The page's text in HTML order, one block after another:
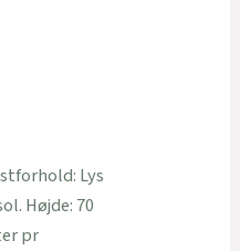
Lys
Højde: 70
pr